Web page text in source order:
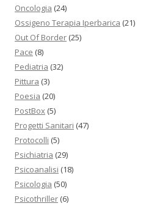
Oncologia (24)
Ossigeno Terapia Iperbarica (21)
Out Of Border (25)
Pace (8)
Pediatria (32)
Pittura (3)
Poesia (20)
PostBox (5)
Progetti Sanitari (47)
Protocolli (5)
Psichiatria (29)
Psicoanalisi (18)
Psicologia (50)
Psicothriller (6)